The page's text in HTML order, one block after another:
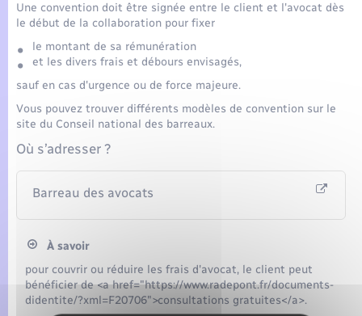
Une convention doit être signée entre le client et l'avocat dès
le début de la collaboration pour fixer
le montant de sa rémunération
et les divers frais et débours envisagés,
sauf en cas d'urgence ou de force majeure.
Vous pouvez trouver différents modèles de convention sur le
site du Conseil national des barreaux.
Où s’adresser ?
Barreau des avocats
À savoir
pour couvrir ou réduire les frais d'avocat, le client peut
bénéficier de <a href="https://www.radepont.fr/documents-
didentite/?xml=F20706">consultations gratuites</a>.